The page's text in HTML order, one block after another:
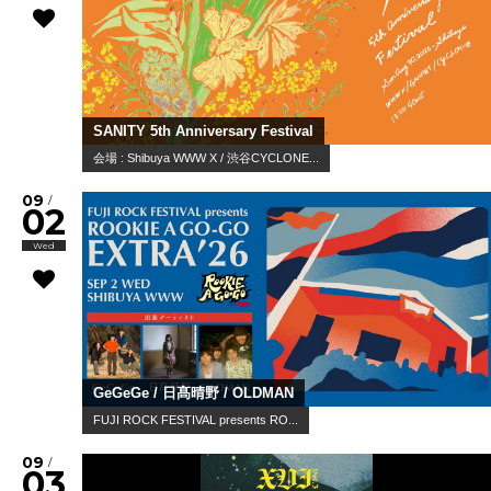
SANITY 5th Anniversary Festival
会場 : Shibuya WWW X / 渋谷CYCLONE...
09 /
02
Wed
GeGeGe / 日髙晴野 / OLDMAN
FUJI ROCK FESTIVAL presents RO...
09 /